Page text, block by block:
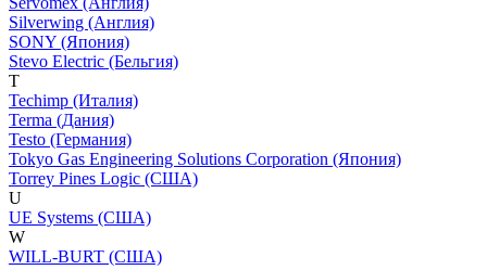
Silverwing (Англия)
SONY (Япония)
Stevo Electric (Бельгия)
T
Techimp (Италия)
Terma (Дания)
Testo (Германия)
Tokyo Gas Engineering Solutions Corporation (Япония)
Torrey Pines Logic (США)
U
UE Systems (США)
W
WILL-BURT (США)